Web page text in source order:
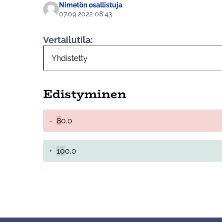
Nimetön osallistuja
07.09.2022 08:43
Vertailutila:
Edistyminen
- 80.0
+ 100.0